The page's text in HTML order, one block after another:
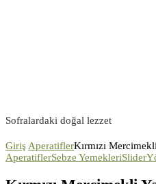
Sofralardaki doğal lezzet
Giriş AperatiflerKırmızı
AperatiflerSebze YemekleriSlider